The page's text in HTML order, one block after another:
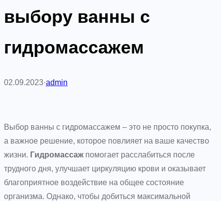
выбору ванны с
гидромассажем
02.09.2023·admin
Выбор ванны с гидромассажем – это не просто покупка,
а важное решение, которое повлияет на ваше качество
жизни. Гидромассаж помогает расслабиться после
трудного дня, улучшает циркуляцию крови и оказывает
благоприятное воздействие на общее состояние
организма. Однако, чтобы добиться максимальной